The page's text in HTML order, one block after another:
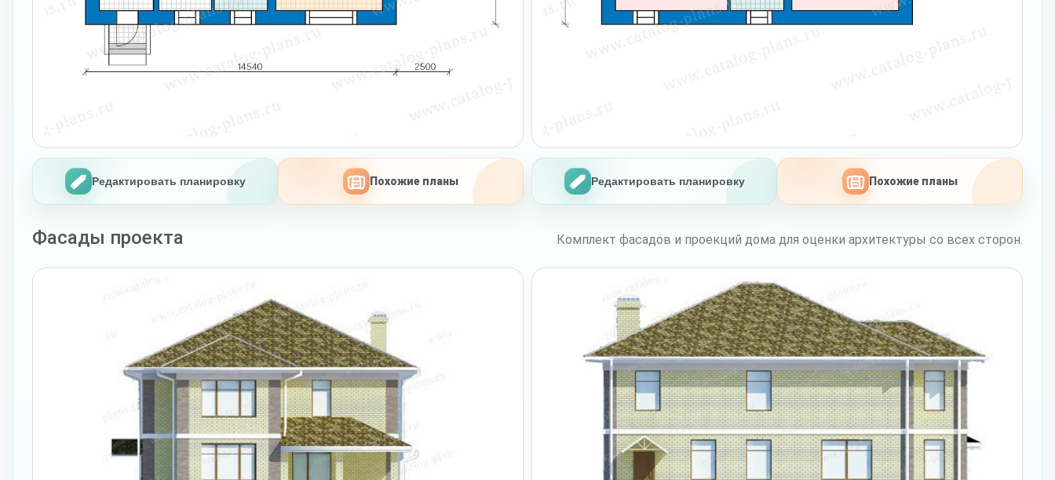
Редактировать планировку Похожие планы Редактировать планировку Похожие планы
Фасады проекта Комплект фасадов и проекций дома для оценки архитектуры со всех сторон.